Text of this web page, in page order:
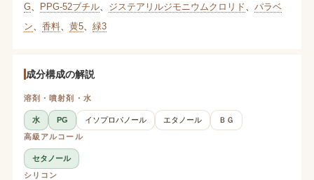
G、 PPG-52ブチル、 ジステアリルジモニウムクロリド
パラベ
ン
香料、 黄5、 緑3
成分構成の解説
溶剤・噴射剤・水
水 PG イソプロパノール エタノール
ＢＧ
高級アルコール
セタノール
シリコン